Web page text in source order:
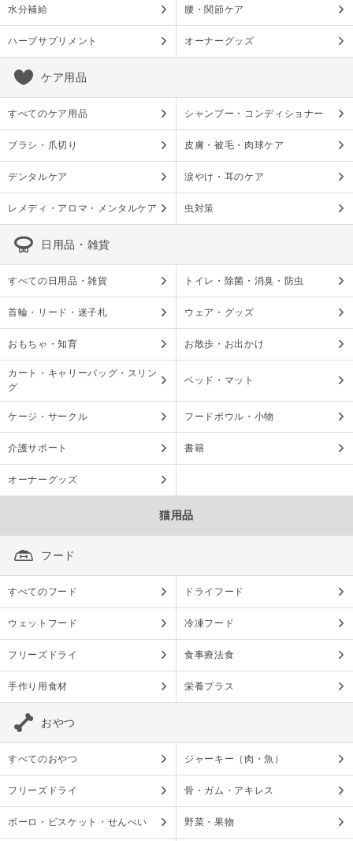
水分補給 腰・関節ケア
ハーブサプリメント オーナーグッズ
ケア用品
すべてのケア用品 シャンプー・コンディショナー
ブラシ・爪切り 皮膚・被毛・肉球ケア
デンタルケア 涙やけ・耳のケア
レメディ・アロマ・メンタルケア 虫対策
日用品・雑貨
すべての日用品・雑貨 トイレ・除菌・消臭・防虫
首輪・リード・迷子札 ウェア・グッズ
おもちゃ・知育 お散歩・お出かけ
カート・キャリーバッグ・スリン
グ
ベッド・マット
ケージ・サークル フードボウル・小物
介護サポート 書籍
オーナーグッズ
猫用品
フード
すべてのフード ドライフード
ウェットフード 冷凍フード
フリーズドライ 食事療法食
手作り用食材 栄養プラス
おやつ
すべてのおやつ ジャーキー（肉・魚）
フリーズドライ 骨・ガム・アキレス
ボーロ・ビスケット・せんべい 野菜・果物